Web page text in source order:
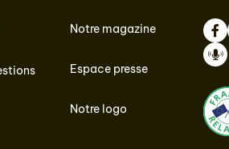
Notre magazine
Espace presse
Notre logo